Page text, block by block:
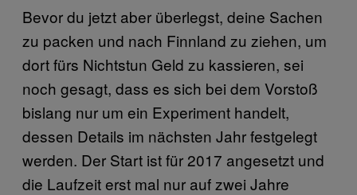
Bevor du jetzt aber überlegst, deine Sachen
zu packen und nach Finnland zu ziehen, um
dort fürs Nichtstun Geld zu kassieren, sei
noch gesagt, dass es sich bei dem Vorstoß
bislang nur um ein Experiment handelt,
dessen Details im nächsten Jahr festgelegt
werden. Der Start ist für 2017 angesetzt und
die Laufzeit erst mal nur auf zwei Jahre